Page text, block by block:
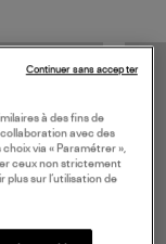
à des fins de
avec des
via « Paramétrer »,
ceux non strictement
plus sur l’utilisation de
Continuer sans accepter